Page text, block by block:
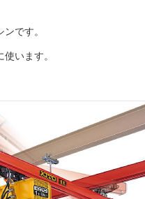
です。
います。